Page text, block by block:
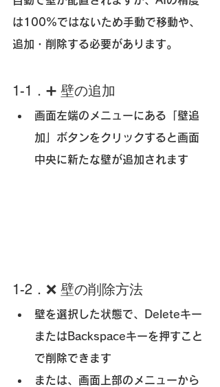
は100%ではないため手動で移動や、
追加・削除する必要があります。
1-1．➕ 壁の追加
画面左端のメニューにある「壁追
加」ボタンをクリックすると画面
中央に新たな壁が追加されます
1-2．❌ 壁の削除方法
壁を選択した状態で、
Deleteキー
またはBackspaceキーを押すこと
で削除できます
または、 画面上部のメニューから